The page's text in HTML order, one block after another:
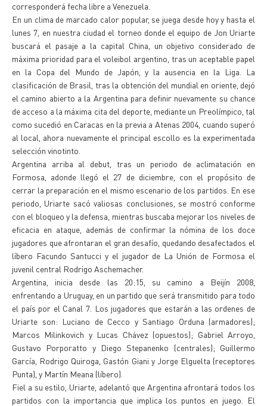
corresponderá fecha libre a Venezuela.
En un clima de marcado calor popular, se juega desde hoy y hasta el
lunes 7, en nuestra ciudad el torneo donde el equipo de Jon Uriarte
buscará el pasaje a la capital China, un objetivo considerado de
máxima prioridad para el voleibol argentino, tras un aceptable papel
en la Copa del Mundo de Japón, y la ausencia en la Liga. La
clasificación de Brasil, tras la obtención del mundial en oriente, dejó
el camino abierto a la Argentina para definir nuevamente su chance
de acceso a la máxima cita del deporte, mediante un Preolímpico, tal
como sucedió en Caracas en la previa a Atenas 2004, cuando superó
al local, ahora nuevamente el principal escollo es la experimentada
selección vinotinto.
Argentina arriba al debut, tras un periodo de aclimatación en
Formosa, adonde llegó el 27 de diciembre, con el propósito de
cerrar la preparación en el mismo escenario de los partidos. En ese
periodo, Uriarte sacó valiosas conclusiones, se mostró conforme
con el bloqueo y la defensa, mientras buscaba mejorar los niveles de
eficacia en ataque, además de confirmar la nómina de los doce
jugadores que afrontaran el gran desafío, quedando desafectados el
líbero Facundo Santucci y el jugador de La Unión de Formosa el
juvenil central Rodrigo Aschemacher.
Argentina, inicia desde las 20:15, su camino a Beijín 2008,
enfrentando a Uruguay, en un partido que será transmitido para todo
el país por el Canal 7. Los jugadores que estarán a las ordenes de
Uriarte son: Luciano de Cecco y Santiago Orduna (armadores);
Marcos Milinkovich y Lucas Chávez (opuestos); Gabriel Arroyo,
Gustavo Porporatto y Diego Stepanenko (centrales); Guillermo
García, Rodrigo Quiroga, Gastón Giani y Jorge Elguelta (receptores
Punta), y Martín Meana (líbero).
Fiel a su estilo, Uriarte, adelantó que Argentina afrontará todos los
partidos con la importancia que implica los puntos en juego. El